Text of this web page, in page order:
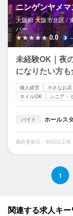
ニンゲンヤメ
大阪府 大阪市北区 /
バー
0.0
未経験OK｜夜
になりたい方
個人経営 小さなお店
ネイルOK
シニア・
バイト ホールス
最終更新日：30日以上前
1
関連する求人キ